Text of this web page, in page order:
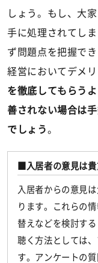
しょう。もし、大
手に処理されてし
ず問題点を把握で
経営においてデメ
を徹底してもらう
善されない場合は
でしょう。
入居者の意見は
入居者からの意見
ります。これらの
替えなどを検討す
聴く方法としては
す。アンケートの